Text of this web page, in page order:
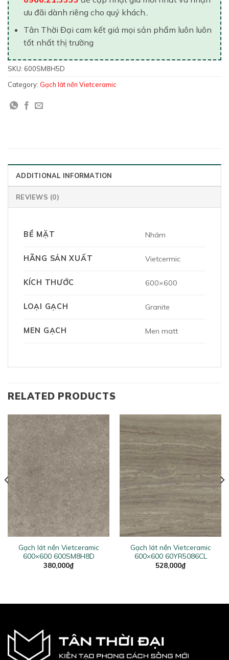
ưu đãi dành riêng cho quý khách..
Tân Thời Đại cam kết giá mọi sản phẩm luôn luôn
tốt nhất thị trường
SKU: 600SM8H5D
Category: Gạch lát nền Vietceramic
ADDITIONAL INFORMATION
REVIEWS (0)
BỀ MẶT Nhám
HÃNG SẢN XUẤT Vietcermic
KÍCH THƯỚC 600×600
LOẠI GẠCH Granite
MEN GẠCH Men matt
RELATED PRODUCTS
Gạch lát nền Vietceramic
600×600 600SM8H8D
380,000₫
Gạch lát nền Vietceramic
600×600 60YR5086CL
528,000₫